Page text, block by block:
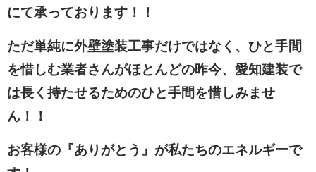
にて承っております！！
ただ単純に外壁塗装工事だけではなく、ひと手間
を惜しむ業者さんがほとんどの昨今、愛知建装で
は長く持たせるためのひと手間を惜しみませ
ん！！
お客様の『ありがとう』が私たちのエネルギーで